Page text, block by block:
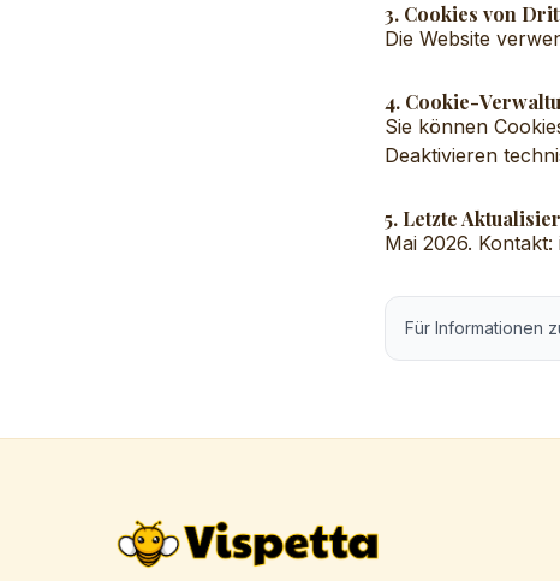
3. Cookies von
Die Website
4. Cookie-
Sie können
Deaktivieren
5. Letzte
Mai 2026.
Für Informationen